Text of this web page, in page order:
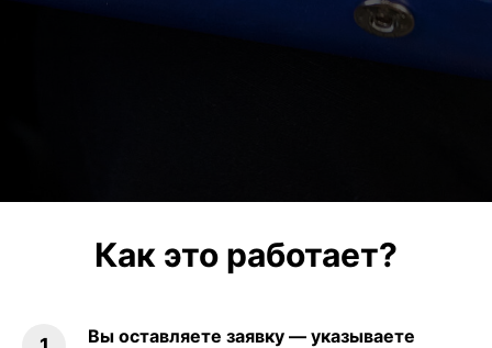
Как это работает?
Вы оставляете заявку — указываете